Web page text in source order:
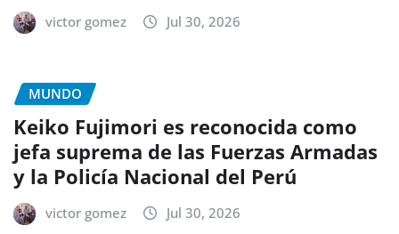
victor gomez Jul 30, 2026
MUNDO
Keiko Fujimori es reconocida como
jefa suprema de las Fuerzas Armadas
y la Policía Nacional del Perú
victor gomez Jul 30, 2026